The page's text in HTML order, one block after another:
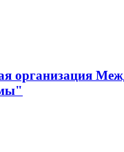
организация